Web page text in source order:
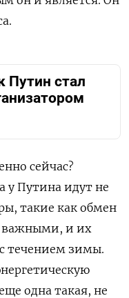
Путин стал
сейчас?
у Путина идут не
такие как обмен
важными, и их
течением зимы.
одна такая, не